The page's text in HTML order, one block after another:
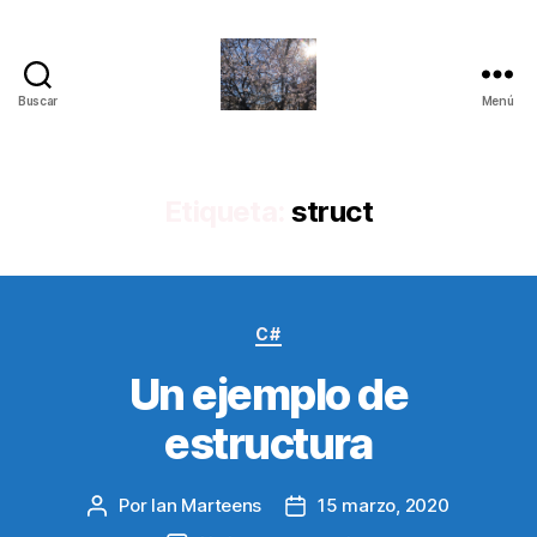
Buscar Menú
struct
Categorías
C#
Un ejemplo de
estructura
Autor
Por Ian Marteens
Fecha15 marzo, 2020